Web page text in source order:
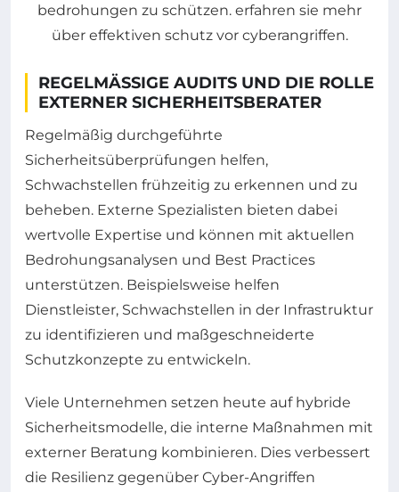
REGELMÄSSIGE AUDITS UND DIE ROLLE E
XTERNER SICHERHEITSBERATER
Regelmäßig durchgeführte
Sicherheitsüberprüfungen helfen,
Schwachstellen frühzeitig zu erkennen und zu
beheben. Externe Spezialisten bieten dabei
wertvolle Expertise und können mit aktuellen
Bedrohungsanalysen und Best Practices
unterstützen. Beispielsweise helfen
Dienstleister, Schwachstellen in der Infrastruktur
zu identifizieren und maßgeschneiderte
Schutzkonzepte zu entwickeln.
Viele Unternehmen setzen heute auf hybride
Sicherheitsmodelle, die interne Maßnahmen mit
externer Beratung kombinieren. Dies verbessert
die Resilienz gegenüber Cyber-Angriffen